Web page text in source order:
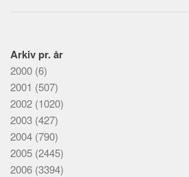
Arkiv pr. år
2000 (6)
2001 (507)
2002 (1020)
2003 (427)
2004 (790)
2005 (2445)
2006 (3394)